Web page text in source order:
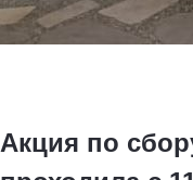
Акция по